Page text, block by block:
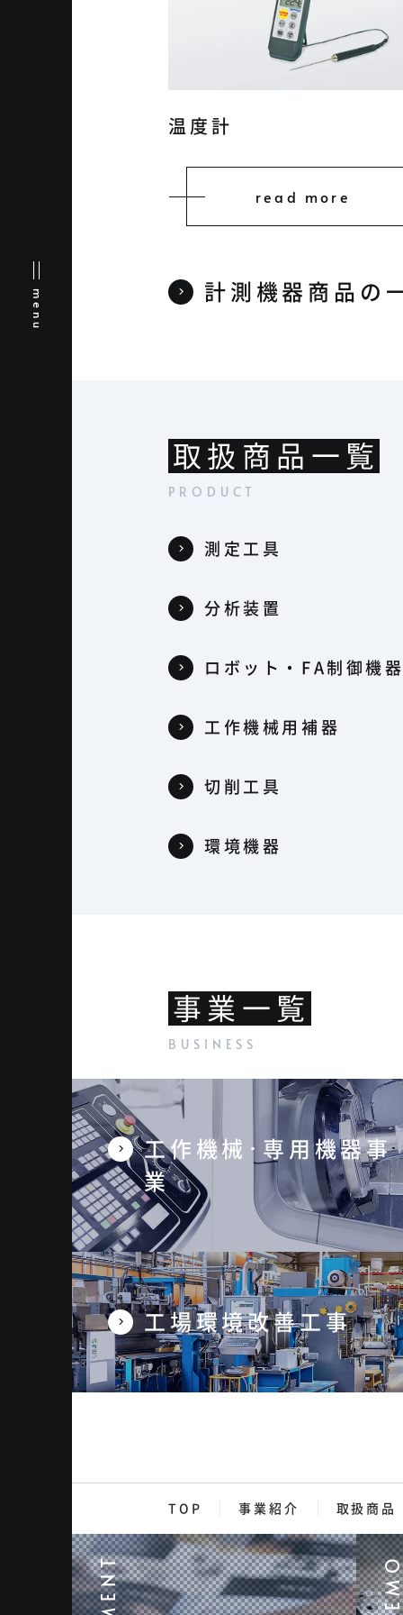
menu
温度計
read more
計測機器商品の
取扱商品一覧
測定工具
分析装置
ロボット・FA制御機
工作機械用補器
切削工具
環境機器
事業一覧
工作機械･専用機器事
業
工場環境改善工事
TOP 事業紹介 取扱商品